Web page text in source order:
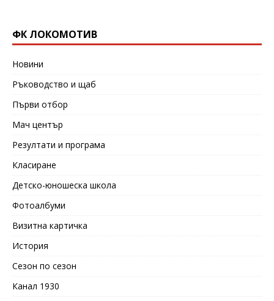
ФК ЛОКОМОТИВ
Новини
Ръководство и щаб
Първи отбор
Мач център
Резултати и програма
Класиране
Детско-юношеска школа
Фотоалбуми
Визитна картичка
История
Сезон по сезон
Канал 1930